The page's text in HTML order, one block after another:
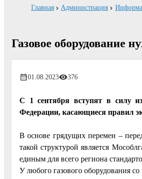
Главная Администрация
Газовое оборудование
01.08.2023 376
С 1 сентября вступят в силу
Федерации, касающиеся правил
В основе грядущих перемен –
такой структурой является
единым для всего региона
У любого газового оборудования